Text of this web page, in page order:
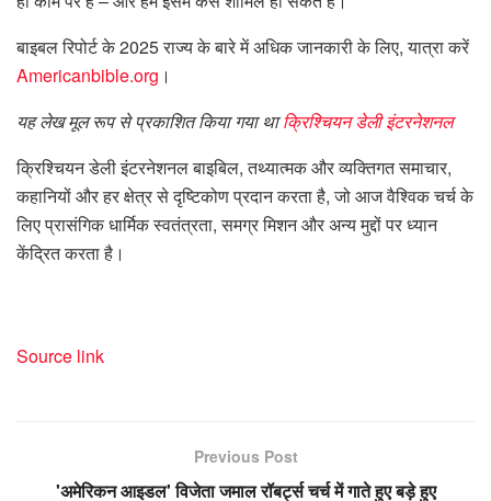
बाइबल रिपोर्ट के 2025 राज्य के बारे में अधिक जानकारी के लिए, यात्रा करें
Americanbible.org ।
यह लेख मूल रूप से प्रकाशित किया गया थाक्रिश्चियन डेली इंटरनेशनल
क्रिश्चियन डेली इंटरनेशनल बाइबिल, तथ्यात्मक और व्यक्तिगत समाचार,
कहानियों और हर क्षेत्र से दृष्टिकोण प्रदान करता है, जो आज वैश्विक चर्च के
लिए प्रासंगिक धार्मिक स्वतंत्रता, समग्र मिशन और अन्य मुद्दों पर ध्यान
केंद्रित करता है।
Source link
Previous Post
'अमेरिकन आइडल' विजेता जमाल रॉबर्ट्स चर्च में गाते हुए बड़े हुए